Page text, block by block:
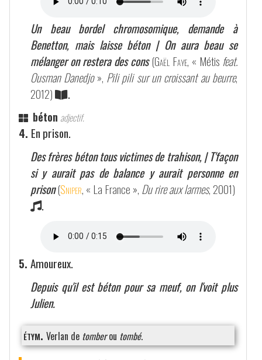
Un beau bordel chromosomique, demande à
Benetton, mais laisse béton | On aura beau se
mélanger on restera des cons (Gaël Faye, « Métis feat.
Ousman Danedjo», Pili pili sur un croissant au beurre,
2012)
.
béton adjectif.
4. En prison.
Des frères béton tous victimes de trahison, | T'façon
si y aurait pas de balance y aurait personne en
prison (Sniper, « La France », Du rire aux larmes, 2001)
.
5. Amoureux.
Depuis qu'il est béton pour sa meuf, on l'voit plus
Julien.
étym. Verlan de tomberou tombé.